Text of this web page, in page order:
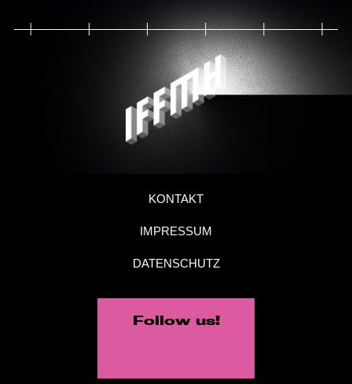
KONTAKT
IMPRESSUM
DATENSCHUTZ
Follow us!